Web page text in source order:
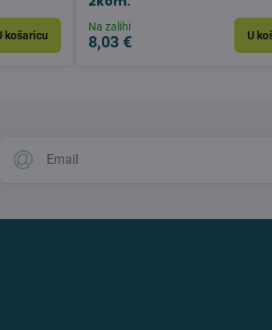
košaricu
Na zalihi
8,03 € U